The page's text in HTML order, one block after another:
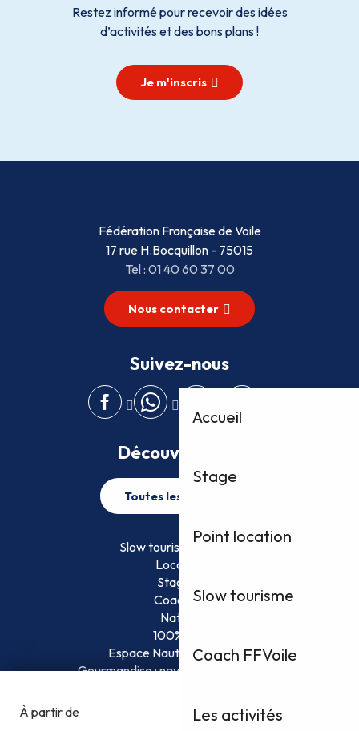
Accueil
Stage
Point location
Slow tourisme
Coach FFVoile
Les activités
Restez informé pour recevoir des idées
d’activités et des bons plans !
Je m'inscris
Fédération Française de Voile
17 rue H.Bocquillon - 75015
Tel : 01 40 60 37 00
Nous contacter
Suivez-nous
Découvrez plus
Toutes les activités
Slow tourisme FFVoile
Location
Stage
Coaching
Nature
100% Fun
Espace Nautique Surveillé
Gourmandise : naviguez et savourez !